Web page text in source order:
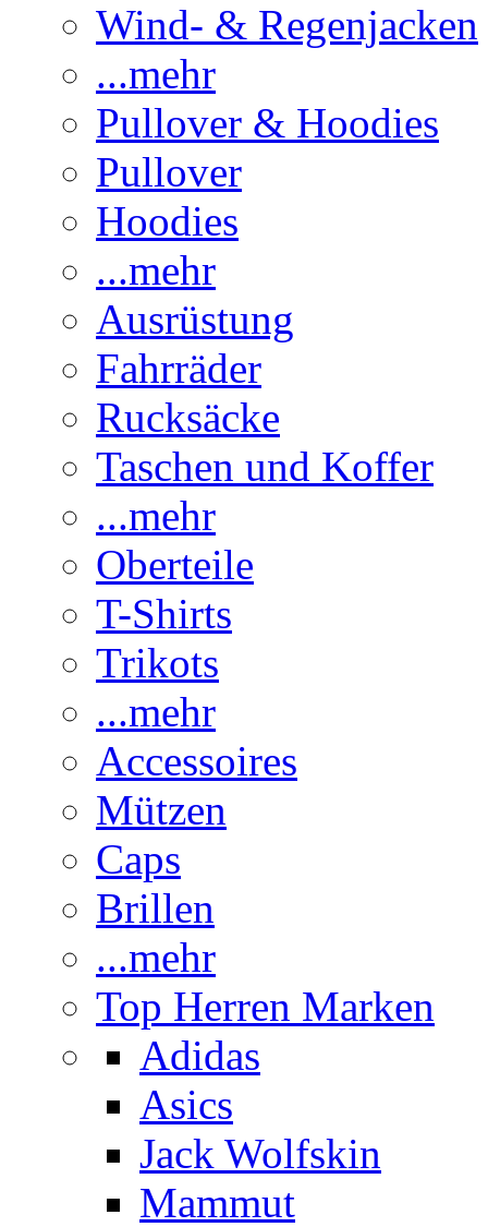
Wind- & Regenjacken
...mehr
Pullover & Hoodies
Pullover
Hoodies
...mehr
Ausrüstung
Fahrräder
Rucksäcke
Taschen und Koffer
...mehr
Oberteile
T-Shirts
Trikots
...mehr
Accessoires
Mützen
Caps
Brillen
...mehr
Top Herren Marken
Adidas
Asics
Jack Wolfskin
Mammut